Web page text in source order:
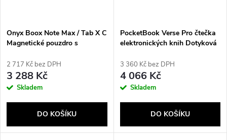
Onyx Boox Note Max / Tab X C
Magnetické pouzdro s
2 717 Kč bez DPH
3 288 Kč
Skladem
DO KOŠÍKU
PocketBook Verse Pro čtečka
elektronických knih Dotyková
Modrá
3 360 Kč bez DPH
4 066 Kč
Skladem
DO KOŠÍKU